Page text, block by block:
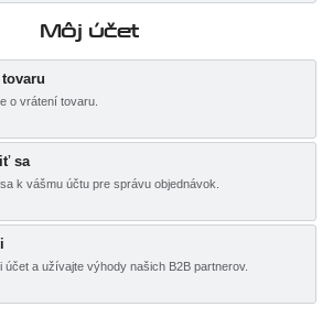
Môj účet
o vrátení tovaru.
sa
k vášmu účtu pre správu objednávok.
účet a užívajte výhody našich B2B partnerov.